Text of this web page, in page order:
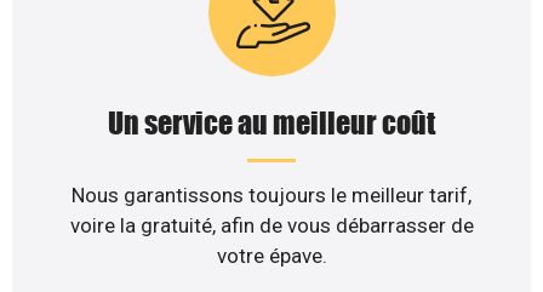
Un service au meilleur coût
Nous garantissons toujours le meilleur tarif,
voire la gratuité, afin de vous débarrasser de
votre épave.